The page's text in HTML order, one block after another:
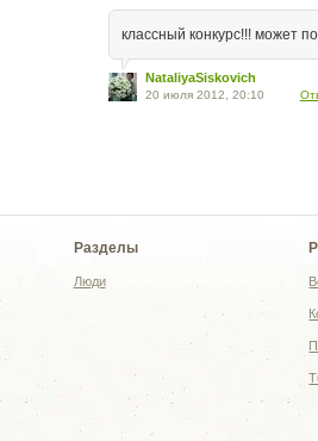
классный конкурс!!! может
NataliyaSiskovich
20 июля 2012, 20:10
Разделы
Люди